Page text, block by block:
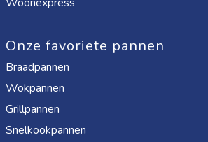
Onze favoriete pannen
Braadpannen
Wokpannen
Grillpannen
Snelkookpannen